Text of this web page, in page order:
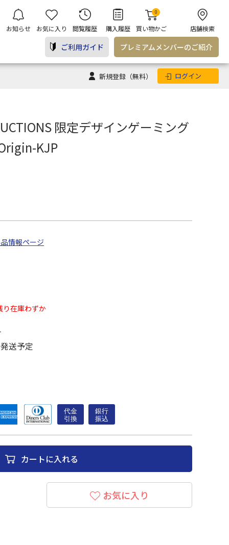
お知らせ お気に入り 閲覧履歴 購入履歴 買い物かご
0
店舗検索
ご利用ガイド プレミアム メンバーのご紹介
新規登録 （無料） ログイン
限定デザインゲーミング
KJP
情報ページ
り在庫わずか
送予定
カートに入れる
お気に入り